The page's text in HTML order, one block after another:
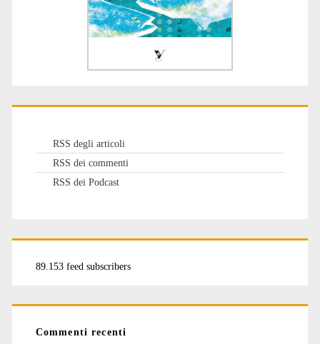
RSS degli articoli
RSS dei commenti
RSS dei Podcast
89.153 feed subscribers
Commenti recenti